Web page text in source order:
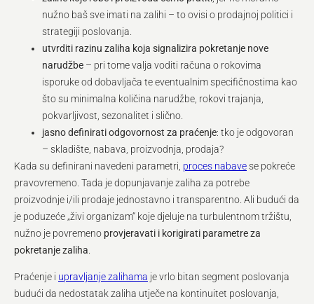
nužno baš sve imati na zalihi – to ovisi o prodajnoj politici i
strategiji poslovanja.
utvrditi razinu zaliha koja signalizira pokretanje nove
narudžbe – pri tome valja voditi računa o rokovima
isporuke od dobavljača te eventualnim specifičnostima kao
što su minimalna količina narudžbe, rokovi trajanja,
pokvarljivost, sezonalitet i slično.
jasno definirati odgovornost za praćenje: tko je odgovoran
– skladište, nabava, proizvodnja, prodaja?
Kada su definirani navedeni parametri, proces nabavese pokreće
pravovremeno. Tada je dopunjavanje zaliha za potrebe
proizvodnje i/ili prodaje jednostavno i transparentno. Ali budući da
je poduzeće „živi organizam“ koje djeluje na turbulentnom tržištu,
nužno je povremeno provjeravati i korigirati parametre za
pokretanje zaliha
Praćenje i upravljanje zalihama je vrlo bitan segment poslovanja
budući da nedostatak zaliha utječe na kontinuitet poslovanja,